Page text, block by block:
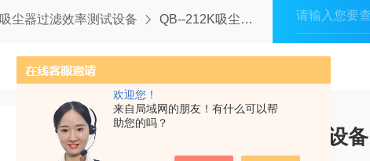
欢迎您！
来自局域网的朋友！有什么可以帮
助您的吗？
吸尘器过滤效率测试设备 QB--212K吸尘器过滤效率测试设备
吸尘器过滤效率测试设备